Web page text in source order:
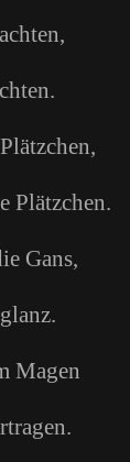
Plätzchen.
Gans,
Magen